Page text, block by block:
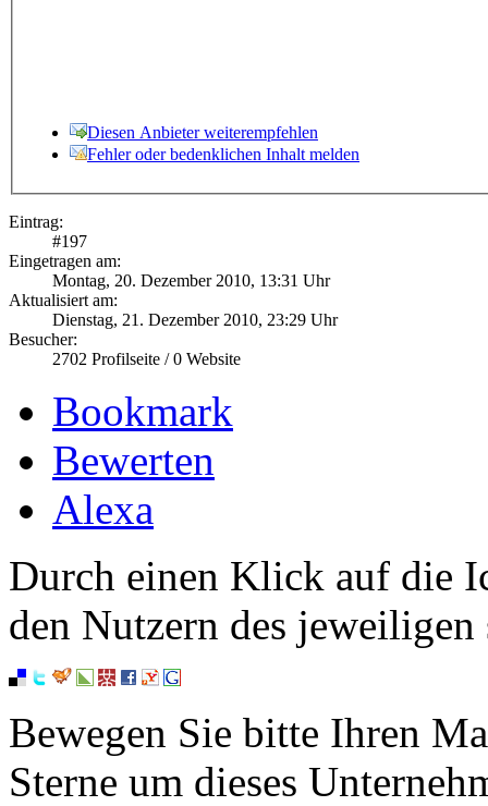
Diesen Anbieter weiterempfehlen
Fehler oder bedenklichen Inhalt melden
Eintrag:
#197
Eingetragen am:
Montag, 20. Dezember 2010, 13:31 Uhr
Aktualisiert am:
Dienstag, 21. Dezember 2010, 23:29 Uhr
Besucher:
2702 Profilseite /0 Website
Bookmark
Bewerten
Alexa
Durch einen Klick auf die
den Nutzern des
Bewegen Sie bitte Ihren
Sterne um dieses